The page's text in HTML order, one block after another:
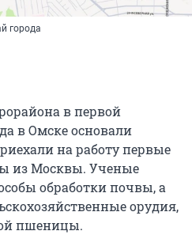
города
в первой
в Омске основали
на работу первые
из Москвы. Ученые
обработки почвы, а
орудия,
пшеницы.